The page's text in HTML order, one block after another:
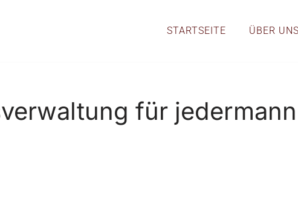
STARTSEITE ÜBER UNS
für jedermann